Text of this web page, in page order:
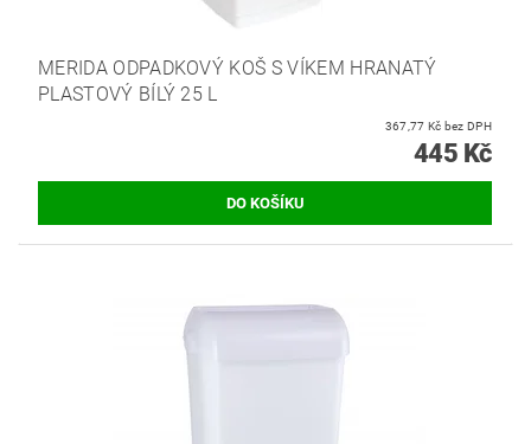
MERIDA ODPADKOVÝ KOŠ S VÍKEM HRANATÝ
PLASTOVÝ BÍLÝ 25 L
367,77 Kč bez DPH
445 Kč